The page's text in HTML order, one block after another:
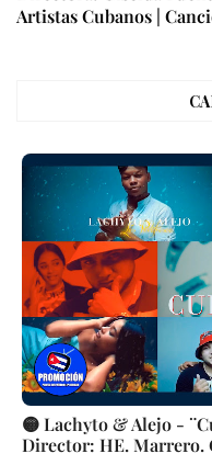
Artistas Cubanos |
🟡 Lachyto & Alejo -
Director: HE. Marrero.